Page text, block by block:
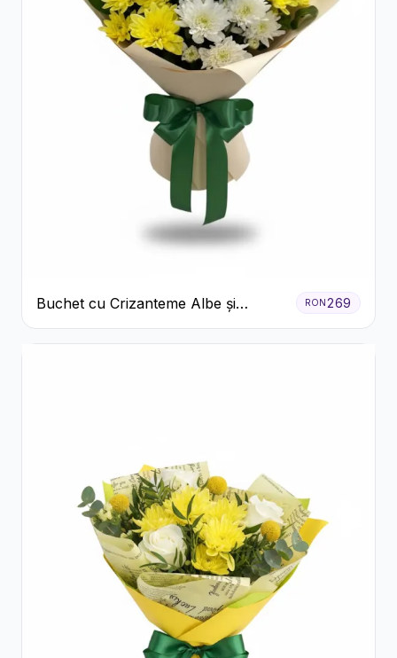
Buchet cu Crizanteme Albe și
Galbene
RON269